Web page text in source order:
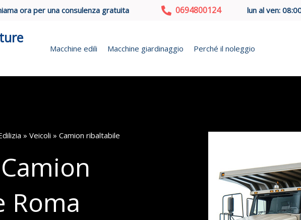
ora per una consulenza gratuita 0694800124 lun al ven:
Macchine edili Macchine giardinaggio Perché il noleggio
» Veicoli » Camion ribaltabile
Roma